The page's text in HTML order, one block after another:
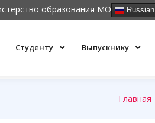
образования МО Russian
Студенту Выпускнику
Главная